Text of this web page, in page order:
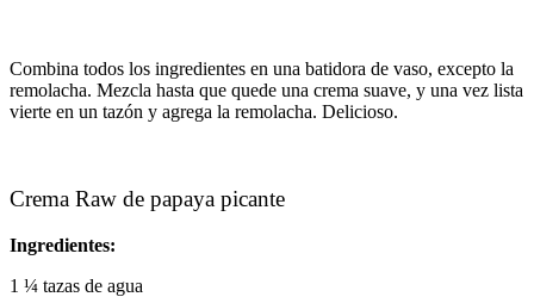
Combina todos los ingredientes en una batidora de vaso, excepto la
remolacha. Mezcla hasta que quede una crema suave, y una vez lista
vierte en un tazón y agrega la remolacha. Delicioso.
Crema Raw de papaya picante
Ingredientes:
1 ¼ tazas de agua